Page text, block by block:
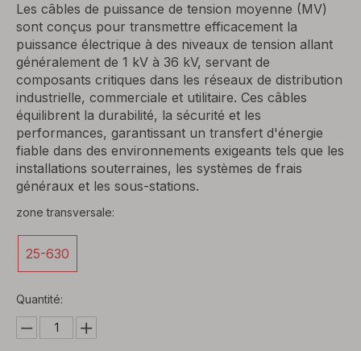
Les câbles de puissance de tension moyenne (MV)
sont conçus pour transmettre efficacement la
puissance électrique à des niveaux de tension allant
généralement de 1 kV à 36 kV, servant de
composants critiques dans les réseaux de distribution
industrielle, commerciale et utilitaire. Ces câbles
équilibrent la durabilité, la sécurité et les
performances, garantissant un transfert d'énergie
fiable dans des environnements exigeants tels que les
installations souterraines, les systèmes de frais
généraux et les sous-stations.
zone transversale:
25-630
Quantité: